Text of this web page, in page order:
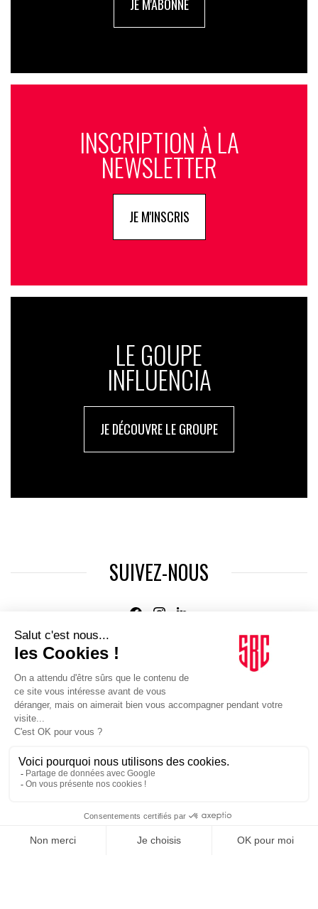
JE M'ABONNE
INSCRIPTION À LA
NEWSLETTER
JE M'INSCRIS
LE GOUPE
INFLUENCIA
JE DÉCOUVRE LE GROUPE
SUIVEZ-NOUS
Agence web:Novius